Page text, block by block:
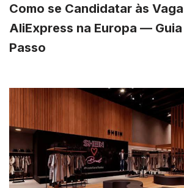
Como se Candidatar às
AliExpress na Europa — Guia
Passo